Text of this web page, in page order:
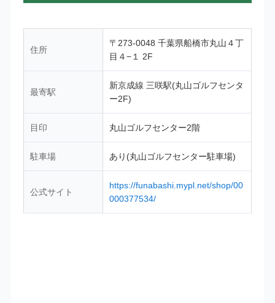
住所
〒273-0048 千葉県船橋市丸山４丁
目４−１ 2F
最寄駅
新京成線 三咲駅(丸山ゴルフセンタ
ー2F)
目印 丸山ゴルフセンター2階
駐車場 あり(丸山ゴルフセンター駐車場)
公式サイト
https://funabashi.mypl.net/shop/00
000377534/